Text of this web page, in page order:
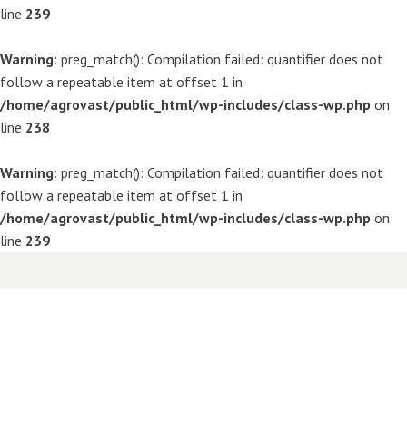
line 239
Warning: preg_match(): Compilation failed: quantifier does not
follow a repeatable item at offset 1 in
/home/agrovast/public_html/wp-includes/class-wp.php on
line 238
Warning: preg_match(): Compilation failed: quantifier does not
follow a repeatable item at offset 1 in
/home/agrovast/public_html/wp-includes/class-wp.php on
line 239